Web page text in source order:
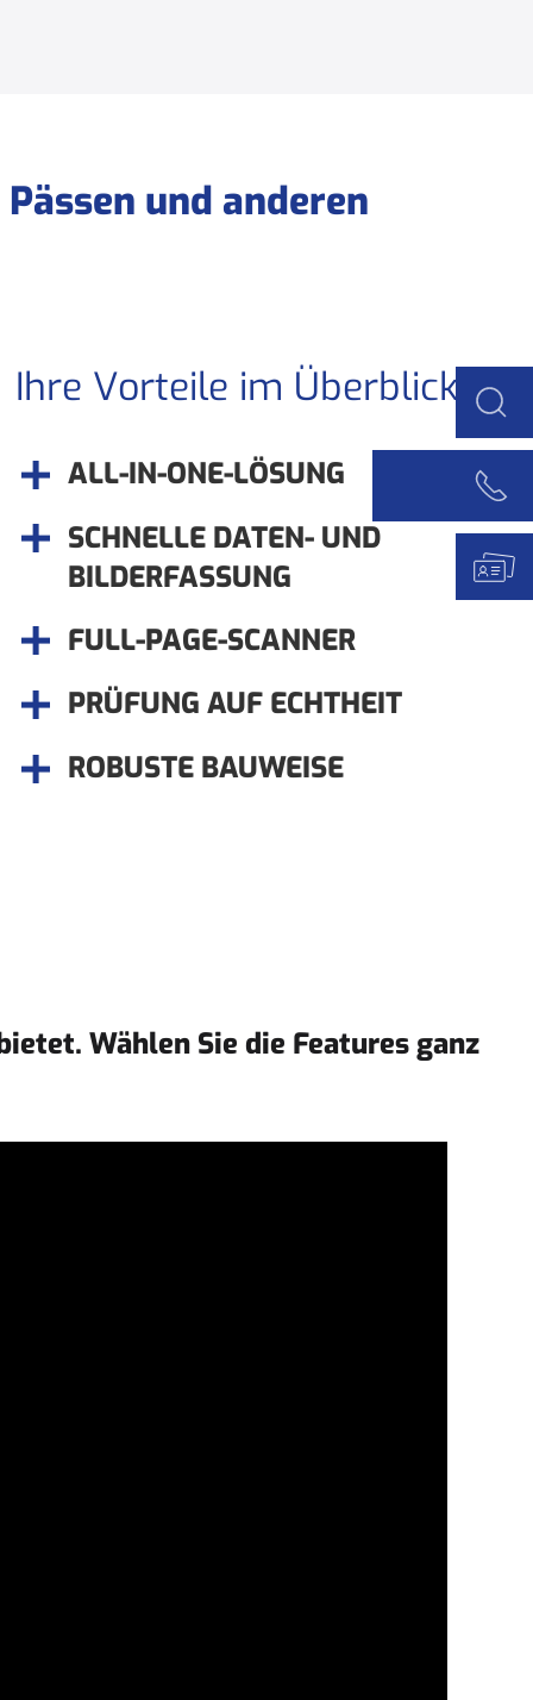
und anderen
Ihre Vorteile im Überblick
ALL-IN-ONE-LÖSUNG
SCHNELLE DATEN- UND
BILDERFASSUNG
FULL-PAGE-SCANNER
PRÜFUNG AUF ECHTHEIT
ROBUSTE BAUWEISE
Wählen Sie die Features ganz